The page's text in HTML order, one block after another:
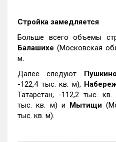
Стройка замедляется
Больше всего объемы
Балашихе (Московская
м.
Далее следуют
-122,4 тыс. кв. м),
Татарстан, -112,2 тыс. кв.
тыс. кв. м) и Мытищи
тыс. кв. м).